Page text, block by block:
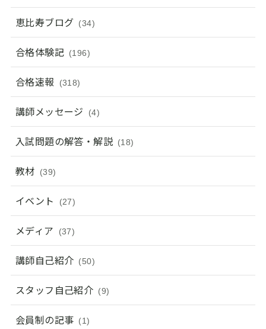
恵比寿ブログ (34)
合格体験記 (196)
合格速報 (318)
講師メッセージ (4)
入試問題の解答・解説 (18)
教材 (39)
イベント (27)
メディア (37)
講師自己紹介 (50)
スタッフ自己紹介 (9)
会員制の記事 (1)